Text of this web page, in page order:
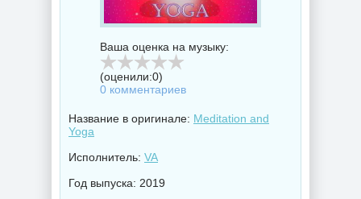
Ваша оценка на музыку:
(оценили:0)
0 комментариев
Название в оригинале: Meditation and
Yoga
Исполнитель: VA
Год выпуска: 2019